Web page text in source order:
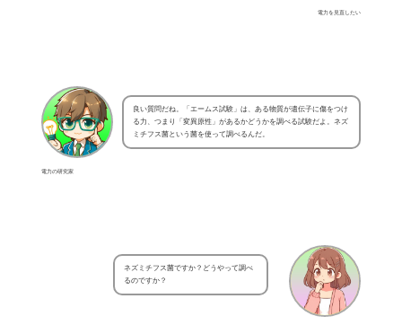
電力を見直したい
電力の研究家
良い質問だね。「エームス試験」は、ある物質が遺伝子に傷をつけ
る力、つまり「変異原性」があるかどうかを調べる試験だよ。ネズ
ミチフス菌という菌を使って調べるんだ。
ネズミチフス菌ですか？どうやって調べ
るのですか？